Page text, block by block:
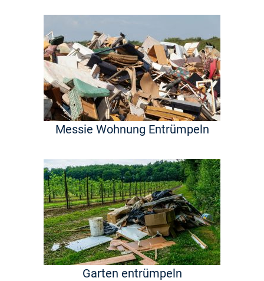
Messie Wohnung Entrümpeln
Garten entrümpeln